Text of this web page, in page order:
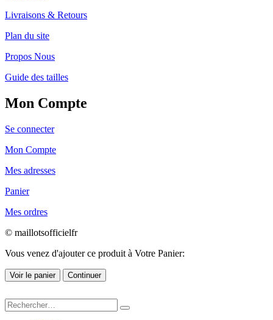
Livraisons & Retours
Plan du site
Propos Nous
Guide des tailles
Mon Compte
Se connecter
Mon Compte
Mes adresses
Panier
Mes ordres
© maillotsofficielfr
Vous venez d'ajouter ce produit à Votre Panier:
Voir le panier Continuer